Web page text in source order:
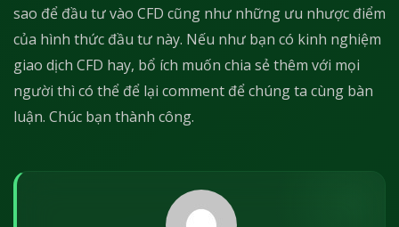
sao để đầu tư vào CFD cũng như những ưu nhược điểm
của hình thức đầu tư này. Nếu như bạn có kinh nghiệm
giao dịch CFD hay, bổ ích muốn chia sẻ thêm với mọi
người thì có thể để lại comment để chúng ta cùng bàn
luận. Chúc bạn thành công.